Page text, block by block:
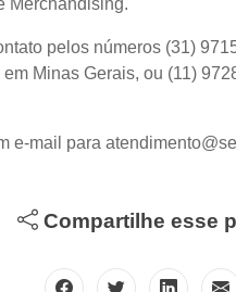
Merchandising.
pelos números (31)
Minas Gerais, ou (11)
e-mail para
Compartilhe esse